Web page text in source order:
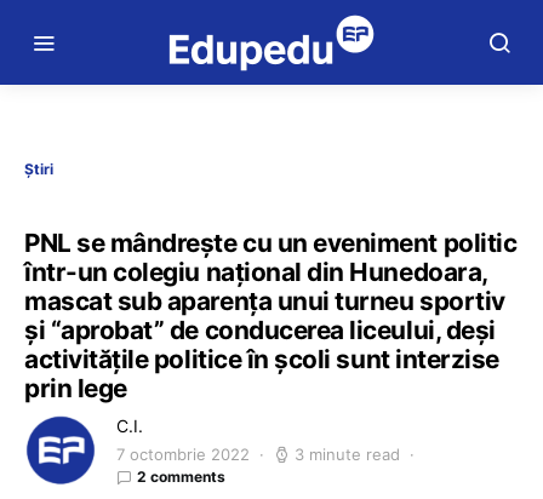
Știri
PNL se mândrește cu un eveniment politic
într-un colegiu național din Hunedoara,
mascat sub aparența unui turneu sportiv
și “aprobat” de conducerea liceului, deși
activitățile politice în școli sunt interzise
prin lege
C.I.
7 octombrie 2022 3 minute read
2 comments